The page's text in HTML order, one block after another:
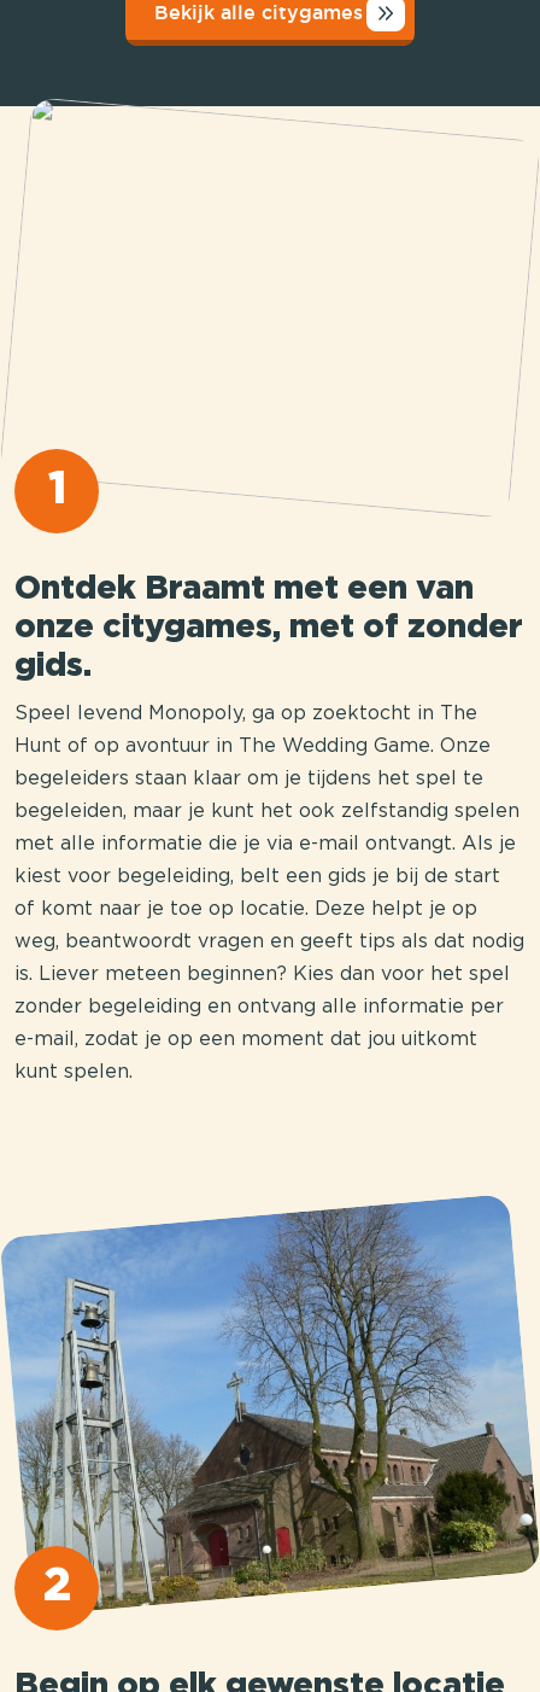
Bekijk alle citygames
1
Ontdek Braamt met een van
onze citygames, met of zonder
gids.
Speel levend Monopoly, ga op zoektocht in The
Hunt of op avontuur in The Wedding Game. Onze
begeleiders staan klaar om je tijdens het spel te
begeleiden, maar je kunt het ook zelfstandig spelen
met alle informatie die je via e-mail ontvangt. Als je
kiest voor begeleiding, belt een gids je bij de start
of komt naar je toe op locatie. Deze helpt je op
weg, beantwoordt vragen en geeft tips als dat nodig
is. Liever meteen beginnen? Kies dan voor het spel
zonder begeleiding en ontvang alle informatie per
e-mail, zodat je op een moment dat jou uitkomt
kunt spelen.
2
Begin op elk gewenste locatie